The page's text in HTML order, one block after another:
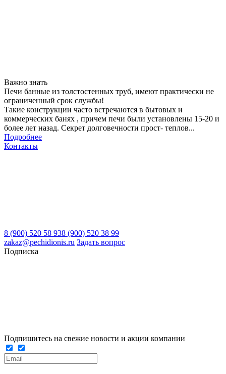
Важно знать
Печи банные из толстостенных труб, имеют практически не
ограниченный срок службы!
Такие конструкции часто встречаются в бытовых и
коммерческих банях , причем печи были установлены 15-20 и
более лет назад. Секрет долговечности прост- теплов...
Подробнее
Контакты
8 (900) 520 58 938 (900) 520 38 99
zakaz@pechidionis.ru Задать вопрос
Подписка
Подпишитесь на свежие новости и акции компании